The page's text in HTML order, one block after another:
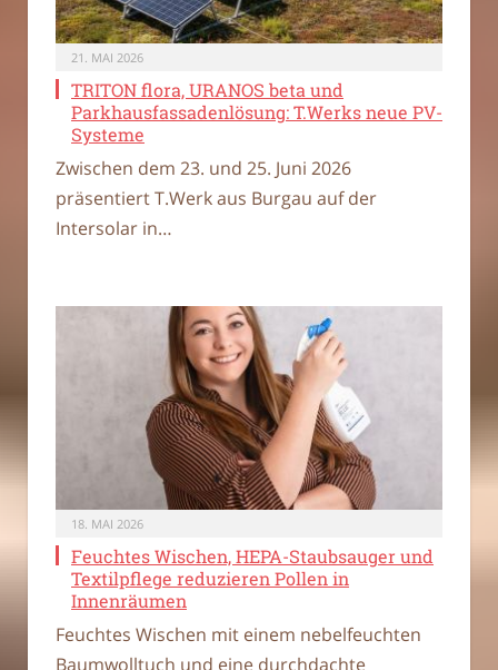
21. MAI 2026
TRITON flora, URANOS beta und
Parkhausfassadenlösung: T.Werks neue PV-
Systeme
Zwischen dem 23. und 25. Juni 2026
präsentiert T.Werk aus Burgau auf der
Intersolar in…
18. MAI 2026
Feuchtes Wischen, HEPA-Staubsauger und
Textilpflege reduzieren Pollen in
Innenräumen
Feuchtes Wischen mit einem nebelfeuchten
Baumwolltuch und eine durchdachte